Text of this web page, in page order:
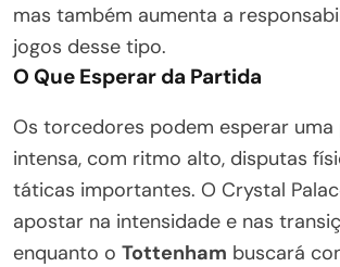
mas também aumenta a
jogos desse tipo.
O Que Esperar da Partida
Os torcedores podem esperar
intensa, com ritmo alto, disputas
táticas importantes. O Crystal
apostar na intensidade e nas
enquanto o Tottenham buscará